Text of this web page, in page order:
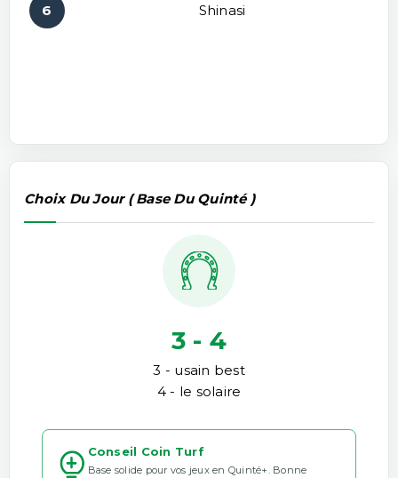
6 Shinasi
Choix Du Jour ( Base Du Quinté )
3 - 4
3 - usain best
4 - le solaire
Conseil Coin Turf
Base solide pour vos jeux en Quinté+. Bonne